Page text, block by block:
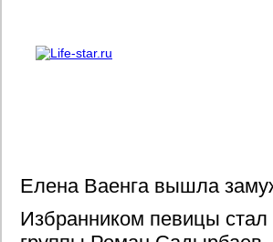
Елена Ваенга вышла
Избранником певицы стал